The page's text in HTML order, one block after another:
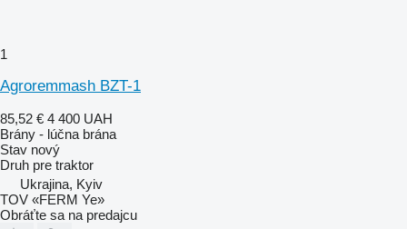
1
Agroremmash BZT-1
85,52 € 4 400 UAH
Brány - lúčna brána
Stav nový
Druh pre traktor
Ukrajina, Kyiv
TOV «FERM Ye»
Obráťte sa na predajcu